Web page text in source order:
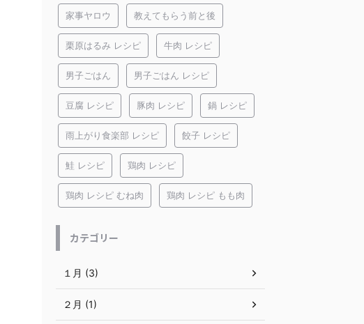
家事ヤロウ 教えてもらう前と後
栗原はるみ レシピ 牛肉 レシピ
男子ごはん 男子ごはん レシピ
豆腐 レシピ 豚肉 レシピ 鍋 レシピ
雨上がり食楽部 レシピ 餃子 レシピ
鮭 レシピ 鶏肉 レシピ
鶏肉 レシピ むね肉 鶏肉 レシピ もも肉
カテゴリー
１月 (3)
２月 (1)